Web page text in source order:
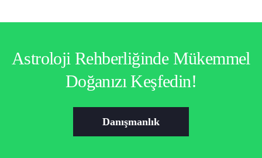
Astroloji Rehberliğinde Mükemmel
Doğanızı Keşfedin!
Danışmanlık